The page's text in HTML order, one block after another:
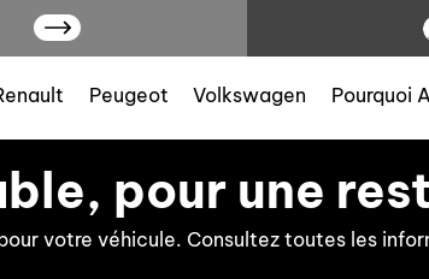
Peugeot Volkswagen Pourquoi
pour une
votre véhicule. Consultez toutes les